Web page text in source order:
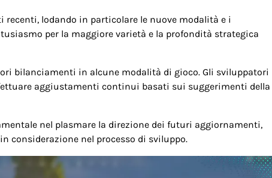
lodando in particolare le nuove modalità e i
per la maggiore varietà e la profondità strategica
bilanciamenti in alcune modalità di gioco. Gli sviluppatori
aggiustamenti continui basati sui suggerimenti della
nel plasmare la direzione dei futuri aggiornamenti,
considerazione nel processo di sviluppo.